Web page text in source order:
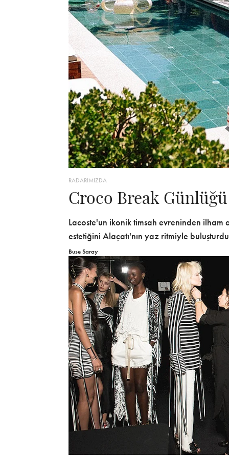
RADARIMIZDA
Croco Break Günlüğü
Lacoste'un ikonik timsah evreninden ilham
estetiğini Alaçatı'nın yaz ritmiyle
Buse Saray